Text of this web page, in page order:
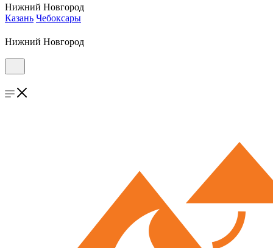
Нижний Новгород
Казань Чебоксары
Нижний Новгород